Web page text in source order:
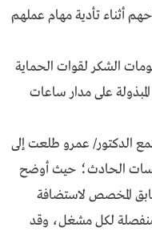
أثناء تأدية مهام عملهم
الشكر لقوات الحماية
المبذولة على مدار ساعات
الدكتور/ عمرو طلعت إلى
الحادث؛ حيث أوضح
المخصص لاستضافة
لكل مشغل، وقد